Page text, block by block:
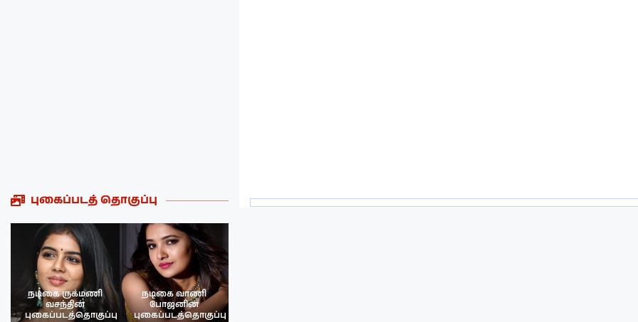
புகைப்படத் தொகுப்பு
நடிகை ருக்மணி
வசந்தின்
புகைப்படத்தொகுப்பு
நடிகை வாணி
போஜனின்
புகைப்படத்தொகுப்பு